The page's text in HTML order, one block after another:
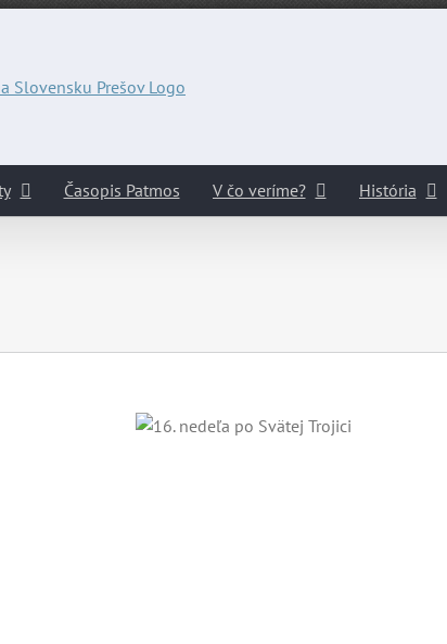
Časopis Patmos V čo veríme? História